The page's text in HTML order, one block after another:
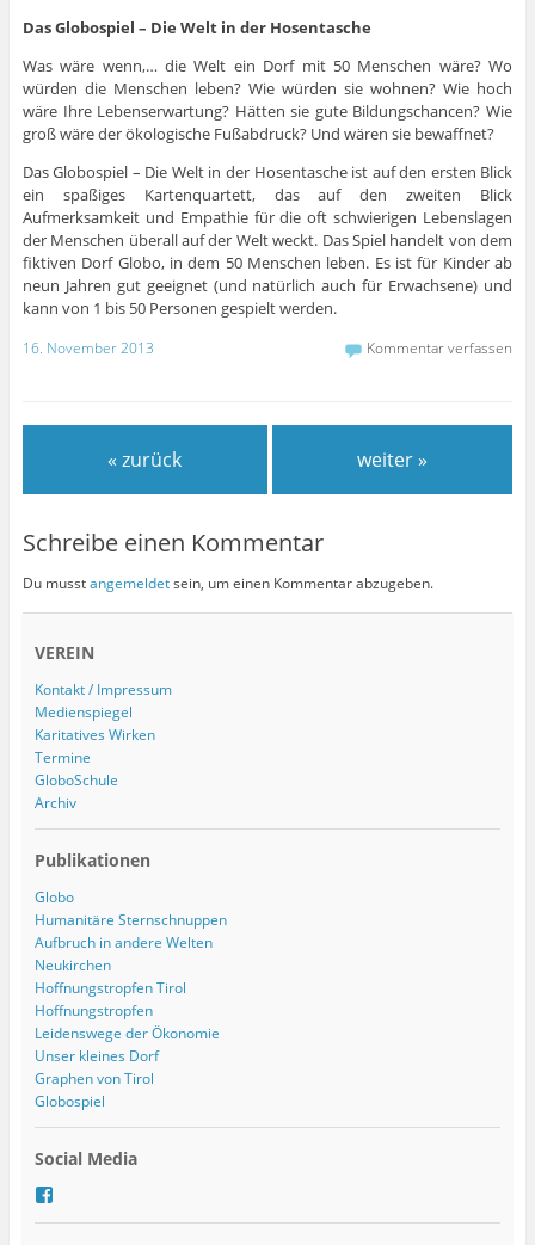
Das Globospiel – Die Welt in der Hosentasche
Was wäre wenn,… die Welt ein Dorf mit 50 Menschen wäre? Wo
würden die Menschen leben? Wie würden sie wohnen? Wie hoch
wäre Ihre Lebenserwartung? Hätten sie gute Bildungschancen? Wie
groß wäre der ökologische Fußabdruck? Und wären sie bewaffnet?
Das Globospiel – Die Welt in der Hosentasche ist auf den ersten Blick
ein spaßiges Kartenquartett, das auf den zweiten Blick
Aufmerksamkeit und Empathie für die oft schwierigen Lebenslagen
der Menschen überall auf der Welt weckt. Das Spiel handelt von dem
fiktiven Dorf Globo, in dem 50 Menschen leben. Es ist für Kinder ab
neun Jahren gut geeignet (und natürlich auch für Erwachsene) und
kann von 1 bis 50 Personen gespielt werden.
16. November 2013 Kommentar verfassen
« zurück weiter »
Schreibe einen Kommentar
Du musstangemeldetsein, um einen Kommentar abzugeben.
VEREIN
Kontakt / Impressum
Medienspiegel
Karitatives Wirken
Termine
GloboSchule
Archiv
Publikationen
Globo
Humanitäre Sternschnuppen
Aufbruch in andere Welten
Neukirchen
Hoffnungstropfen Tirol
Hoffnungstropfen
Leidenswege der Ökonomie
Unser kleines Dorf
Graphen von Tirol
Globospiel
Social Media